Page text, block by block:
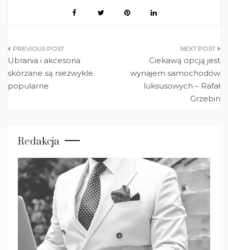
Nawigacja
wpisu
Ubrania i akcesoria
skórzane są niezwykle
popularne
Ciekawą opcją jest
wynajem samochodów
luksusowych – Rafał
Grzebin
Redakcja